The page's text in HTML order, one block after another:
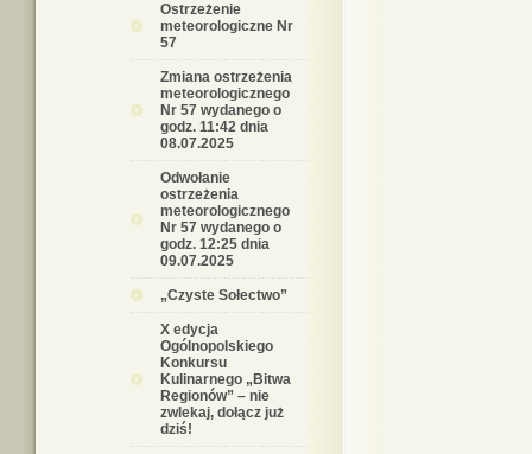
Ostrzeżenie
meteorologiczne Nr
57
Zmiana ostrzeżenia
meteorologicznego
Nr 57 wydanego o
godz. 11:42 dnia
08.07.2025
Odwołanie
ostrzeżenia
meteorologicznego
Nr 57 wydanego o
godz. 12:25 dnia
09.07.2025
„Czyste Sołectwo”
X edycja
Ogólnopolskiego
Konkursu
Kulinarnego „Bitwa
Regionów” – nie
zwlekaj, dołącz już
dziś!